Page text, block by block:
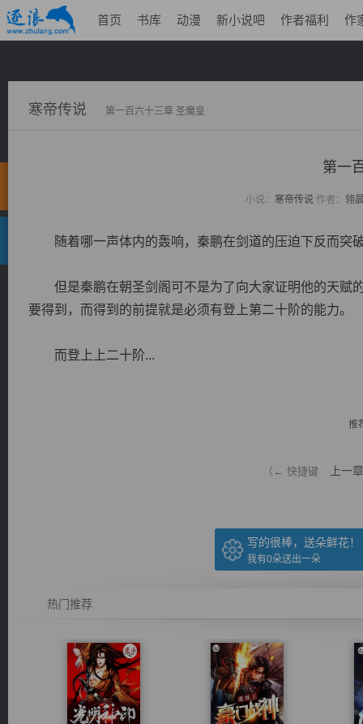
首页 书库 动漫 新小说吧 作者福利 作
寒帝传说 第一百六十三章 圣魔皇
第一
小说： 寒帝传说作者： 翎
随着哪一声体内的轰响，秦鹏在剑道的压迫下反而突
但是秦鹏在朝圣剑阁可不是为了向大家证明他的天赋
要得到，而得到的前提就是必须有登上第二十阶的能力。
而登上上二十阶...
推
（← 快捷键 上一章
写的很棒，送朵鲜花！
我有0朵送出一朵
热门推荐